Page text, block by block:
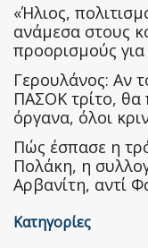
«Ήλιος,
ανάμεσα στους
προορισμούς για
Γερουλάνος: Αν
ΠΑΣΟΚ τρίτο,
όργανα, όλοι
Πώς έσπασε η
Πολάκη, η
Αρβανίτη, αντί
Κατηγορίες